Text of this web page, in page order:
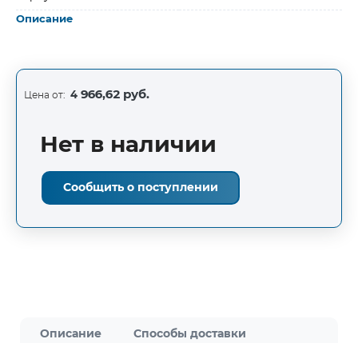
Описание
Цена от: 4 966,62 руб.
Нет в наличии
Сообщить о поступлении
Описание Способы доставки